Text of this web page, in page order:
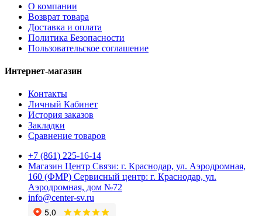
О компании
Возврат товара
Доставка и оплата
Политика Безопасности
Пользовательское соглашение
Интернет-магазин
Контакты
Личный Кабинет
История заказов
Закладки
Сравнение товаров
+7 (861) 225-16-14
Магазин Центр Связи: г. Краснодар, ул. Аэродромная,
160 (ФМР) Сервисный центр: г. Краснодар, ул.
Аэродромная, дом №72
info@center-sv.ru